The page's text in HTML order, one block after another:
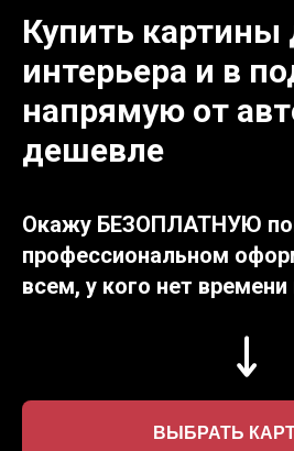
Купить картины
интерьера и в
напрямую от
дешевле
Окажу БЕЗОПЛАТНУЮ
профессиональном
всем, у кого нет
ВЫБРАТЬ